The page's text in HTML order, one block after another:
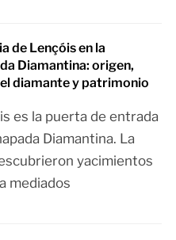
de Lençóis en la
Diamantina: origen,
diamante y patrimonio
es la puerta de entrada
Diamantina. La
yacimientos
mediados